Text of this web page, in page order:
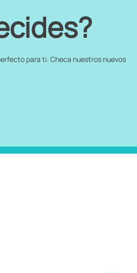
para ti. Checa nuestros nuevos